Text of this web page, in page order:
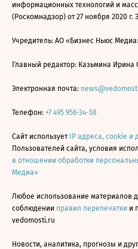
информационных технологий и
(Роскомнадзор) от 27 ноября 2020 г.
Учредитель: АО «Бизнес Ньюс
Главный редактор: Казьмина Ирина
Электронная почта:
Телефон: +7 495 956-34-58
Сайт использует IP адреса, cookie
Пользователей сайта, условия
в отношении обработки
Медиа»
Любое использование материалов
соблюдении правил перепечатки и
vedomosti.ru
Новости, аналитика, прогнозы и